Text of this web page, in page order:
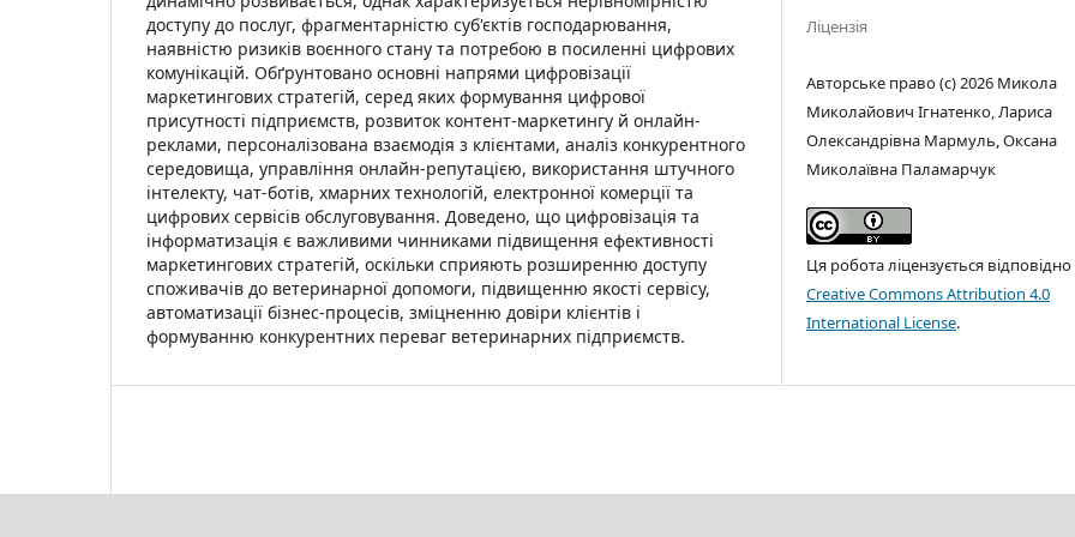
доступу до послуг, фрагментарністю суб'єктів господарювання,
наявністю ризиків воєнного стану та потребою в посиленні цифрових
комунікацій. Обґрунтовано основні напрями цифровізації
маркетингових стратегій, серед яких формування цифрової
присутності підприємств, розвиток контент-маркетингу й онлайн-
реклами, персоналізована взаємодія з клієнтами, аналіз конкурентного
середовища, управління онлайн-репутацією, використання штучного
інтелекту, чат-ботів, хмарних технологій, електронної комерції та
цифрових сервісів обслуговування. Доведено, що цифровізація та
інформатизація є важливими чинниками підвищення ефективності
маркетингових стратегій, оскільки сприяють розширенню доступу
споживачів до ветеринарної допомоги, підвищенню якості сервісу,
автоматизації бізнес-процесів, зміцненню довіри клієнтів і
формуванню конкурентних переваг ветеринарних підприємств.
Ліцензія
Авторське право (c) 2026 Микола
Миколайович Ігнатенко, Лариса
Олександрівна Мармуль, Оксана
Миколаївна Паламарчук
Ця робота ліцензується
Creative Commons Attribution 4.0
International License.